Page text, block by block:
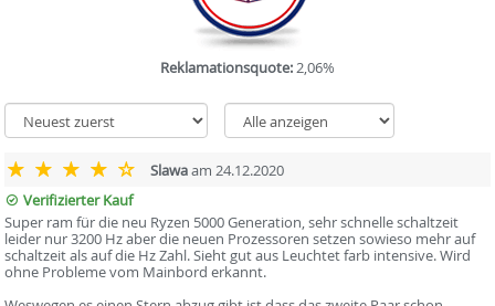
Reklamationsquote:2,06%
Slawaam 24.12.2020
Verifizierter Kauf
Super ram für die neu Ryzen 5000 Generation, sehr schnelle schaltzeit
leider nur 3200 Hz aber die neuen Prozessoren setzen sowieso mehr auf
schaltzeit als auf die Hz Zahl. Sieht gut aus Leuchtet farb intensive. Wird
ohne Probleme vom Mainbord erkannt.